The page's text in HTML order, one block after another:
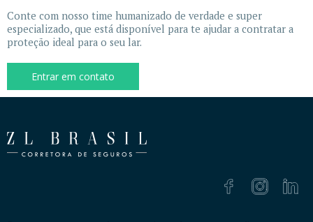
Conte com nosso time humanizado de verdade e super
especializado, que está disponível para te ajudar a contratar a
proteção ideal para o seu lar.
Entrar em contato